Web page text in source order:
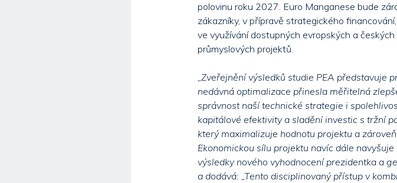
polovinu roku 2027. Euro Manganese bude
zákazníky, v přípravě strategického
ve využívání dostupných evropských a
průmyslových projektů.
„Zveřejnění výsledků studie PEA představuje
nedávná optimalizace přinesla měřitelná
správnost naší technické strategie i
kapitálové efektivity a sladění investic s tržní
který maximalizuje hodnotu projektu a
Ekonomickou sílu projektu navíc dále
výsledky nového vyhodnocení prezidentka a
a dodává: „Tento disciplinovaný přístup v